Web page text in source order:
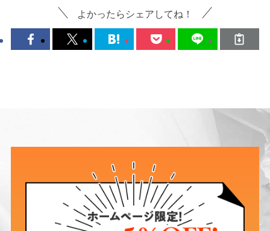
よかったらシェアしてね！